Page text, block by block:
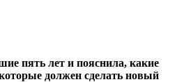
пять лет и пояснила, какие
должен сделать новый